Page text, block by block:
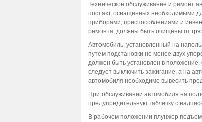
Техническое обслуживание и ремонт
постах), оснащенных необходимыми
приборами, приспособлениями и
ремонта, должны быть очищены от
Автомобиль, установленный на
путем подстановки не менее двух
должен быть установлен в
следует выключить зажигание, а на
автомобиля необходимо вывесить
При обслуживании автомобиля на
предупредительную табличку с
В рабочем положении плунжер